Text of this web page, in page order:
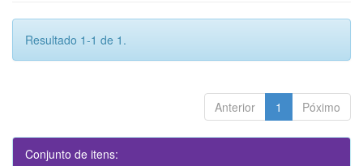
Resultado 1-1 de 1.
Anterior 1 Póximo
Conjunto de itens: